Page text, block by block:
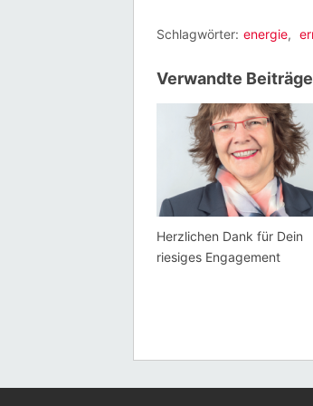
Schlagwörter: energie,
Verwandte Beiträge
Herzlichen Dank für Dein
riesiges Engagement